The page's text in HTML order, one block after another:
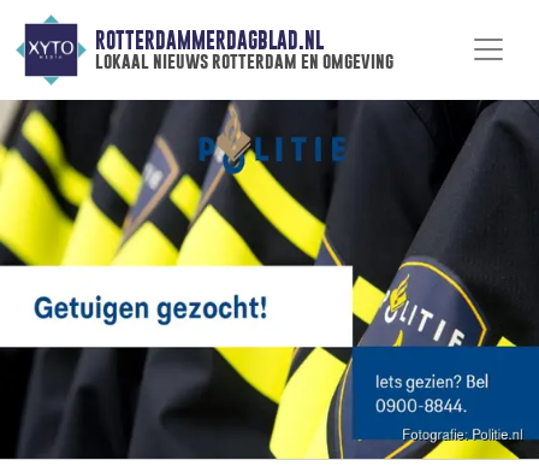
ROTTERDAMMERDAGBLAD.NL
lokaal nieuws rotterdam en omgeving